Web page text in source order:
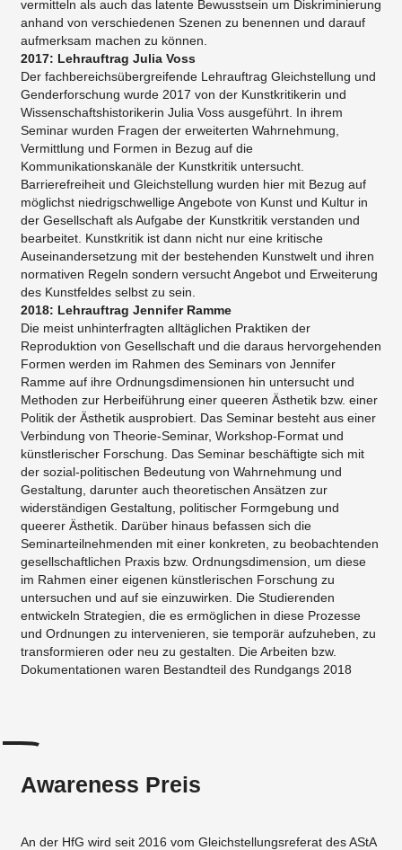
vermitteln als auch das latente Bewusstsein um Diskriminierung
anhand von verschiedenen Szenen zu benennen und darauf
aufmerksam machen zu können.
2017: Lehrauftrag Julia Voss
Der fachbereichsübergreifende Lehrauftrag Gleichstellung und
Genderforschung wurde 2017 von der Kunstkritikerin und
Wissenschaftshistorikerin Julia Voss ausgeführt. In ihrem
Seminar wurden Fragen der erweiterten Wahrnehmung,
Vermittlung und Formen in Bezug auf die
Kommunikationskanäle der Kunstkritik untersucht.
Barrierefreiheit und Gleichstellung wurden hier mit Bezug auf
möglichst niedrigschwellige Angebote von Kunst und Kultur in
der Gesellschaft als Aufgabe der Kunstkritik verstanden und
bearbeitet. Kunstkritik ist dann nicht nur eine kritische
Auseinandersetzung mit der bestehenden Kunstwelt und ihren
normativen Regeln sondern versucht Angebot und Erweiterung
des Kunstfeldes selbst zu sein.
2018: Lehrauftrag Jennifer Ramme
Die meist unhinterfragten alltäglichen Praktiken der
Reproduktion von Gesellschaft und die daraus hervorgehenden
Formen werden im Rahmen des Seminars von Jennifer
Ramme auf ihre Ordnungsdimensionen hin untersucht und
Methoden zur Herbeiführung einer queeren Ästhetik bzw. einer
Politik der Ästhetik ausprobiert. Das Seminar besteht aus einer
Verbindung von Theorie-Seminar, Workshop-Format und
künstlerischer Forschung. Das Seminar beschäftigte sich mit
der sozial-politischen Bedeutung von Wahrnehmung und
Gestaltung, darunter auch theoretischen Ansätzen zur
widerständigen Gestaltung, politischer Formgebung und
queerer Ästhetik. Darüber hinaus befassen sich die
Seminarteilnehmenden mit einer konkreten, zu beobachtenden
gesellschaftlichen Praxis bzw. Ordnungsdimension, um diese
im Rahmen einer eigenen künstlerischen Forschung zu
untersuchen und auf sie einzuwirken. Die Studierenden
entwickeln Strategien, die es ermöglichen in diese Prozesse
und Ordnungen zu intervenieren, sie temporär aufzuheben, zu
transformieren oder neu zu gestalten. Die Arbeiten bzw.
Dokumentationen waren Bestandteil des Rundgangs 2018
Awareness Preis
An der HfG wird seit 2016 vom Gleichstellungsreferat des AStA